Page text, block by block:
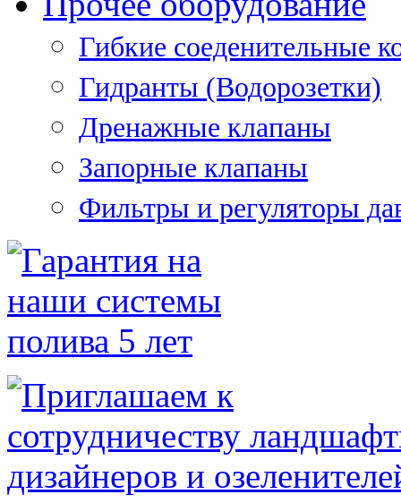
Гибкие соеденительные
Гидранты (Водорозетки)
Дренажные клапаны
Запорные клапаны
Фильтры и регуляторы